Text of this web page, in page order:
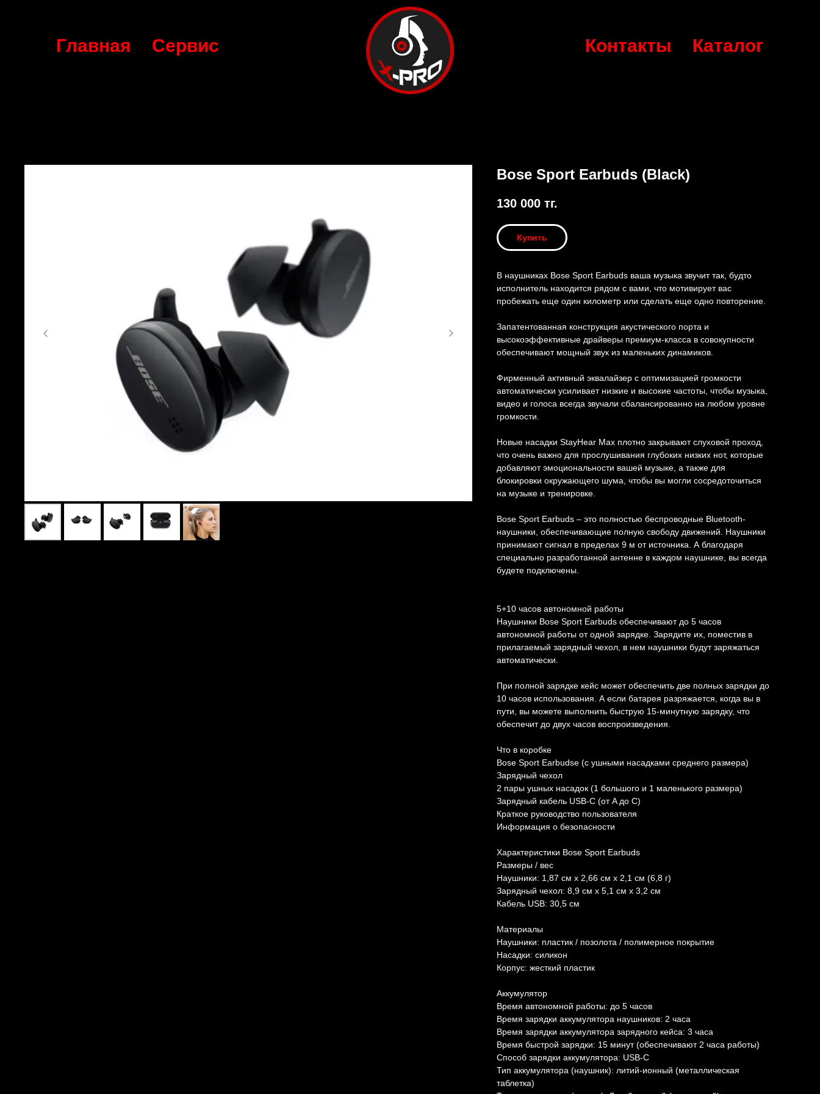
Главная Сервис Контакты Каталог
Bose Sport Earbuds (Black)
130 000 тг.
Купить
В наушниках Bose Sport Earbuds ваша музыка звучит так, будто
исполнитель находится рядом с вами, что мотивирует вас
пробежать еще один километр или сделать еще одно повторение.
Запатентованная конструкция акустического порта и
высокоэффективные драйверы премиум-класса в совокупности
обеспечивают мощный звук из маленьких динамиков.
Фирменный активный эквалайзер с оптимизацией громкости
автоматически усиливает низкие и высокие частоты, чтобы музыка,
видео и голоса всегда звучали сбалансированно на любом уровне
громкости.
Новые насадки StayHear Max плотно закрывают слуховой проход,
что очень важно для прослушивания глубоких низких нот, которые
добавляют эмоциональности вашей музыке, а также для
блокировки окружающего шума, чтобы вы могли сосредоточиться
на музыке и тренировке.
Bose Sport Earbuds – это полностью беспроводные Bluetooth-
наушники, обеспечивающие полную свободу движений. Наушники
принимают сигнал в пределах 9 м от источника. А благодаря
специально разработанной антенне в каждом наушнике, вы всегда
будете подключены.
5+10 часов автономной работы
Наушники Bose Sport Earbuds обеспечивают до 5 часов
автономной работы от одной зарядке. Зарядите их, поместив в
прилагаемый зарядный чехол, в нем наушники будут заряжаться
автоматически.
При полной зарядке кейс может обеспечить две полных зарядки до
10 часов использования. А если батарея разряжается, когда вы в
пути, вы можете выполнить быструю 15-минутную зарядку, что
обеспечит до двух часов воспроизведения.
Что в коробке
Bose Sport Earbudse (с ушными насадками среднего размера)
Зарядный чехол
2 пары ушных насадок (1 большого и 1 маленького размера)
Зарядный кабель USB-C (от A до C)
Краткое руководство пользователя
Информация о безопасности
Характеристики Bose Sport Earbuds
Размеры / вес
Наушники: 1,87 см x 2,66 см x 2,1 см (6,8 г)
Зарядный чехол: 8,9 см x 5,1 см x 3,2 см
Кабель USB: 30,5 см
Материалы
Наушники: пластик / позолота / полимерное покрытие
Насадки: силикон
Корпус: жесткий пластик
Аккумулятор
Время автономной работы: до 5 часов
Время зарядки аккумулятора наушников: 2 часа
Время зарядки аккумулятора зарядного кейса: 3 часа
Время быстрой зарядки: 15 минут (обеспечивают 2 часа работы)
Способ зарядки аккумулятора: USB-C
Тип аккумулятора (наушник): литий-ионный (металлическая
таблетка)